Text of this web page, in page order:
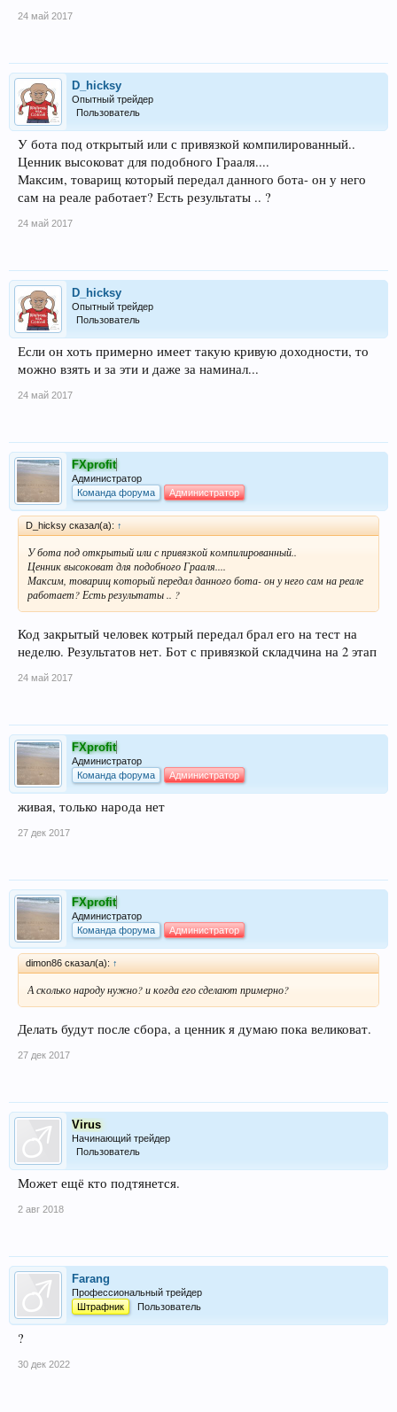
24 май 2017
D_hicksy
Опытный трейдер
Пользователь
У бота под открытый или с привязкой компилированный..
Ценник высоковат для подобного Грааля....
Максим, товарищ который передал данного бота- он у него
сам на реале работает? Есть результаты .. ?
24 май 2017
D_hicksy
Опытный трейдер
Пользователь
Если он хоть примерно имеет такую кривую доходности, то
можно взять и за эти и даже за наминал...
24 май 2017
FXprofit
Администратор
Команда форума
Администратор
D_hicksy сказал(а): ↑
У бота под открытый или с привязкой компилированный..
Ценник высоковат для подобного Грааля....
Максим, товарищ который передал данного бота- он у него сам на реале
работает? Есть результаты .. ?
Код закрытый человек котрый передал брал его на тест на
неделю. Результатов нет. Бот с привязкой складчина на 2 этап
24 май 2017
FXprofit
Администратор
Команда форума
Администратор
живая, только народа нет
27 дек 2017
FXprofit
Администратор
Команда форума
Администратор
dimon86 сказал(а): ↑
А сколько народу нужно? и когда его сделают примерно?
Делать будут после сбора, а ценник я думаю пока великоват.
27 дек 2017
Virus
Начинающий трейдер
Пользователь
Может ещё кто подтянется.
2 авг 2018
Farang
Профессиональный трейдер
Штрафник
Пользователь
?
30 дек 2022